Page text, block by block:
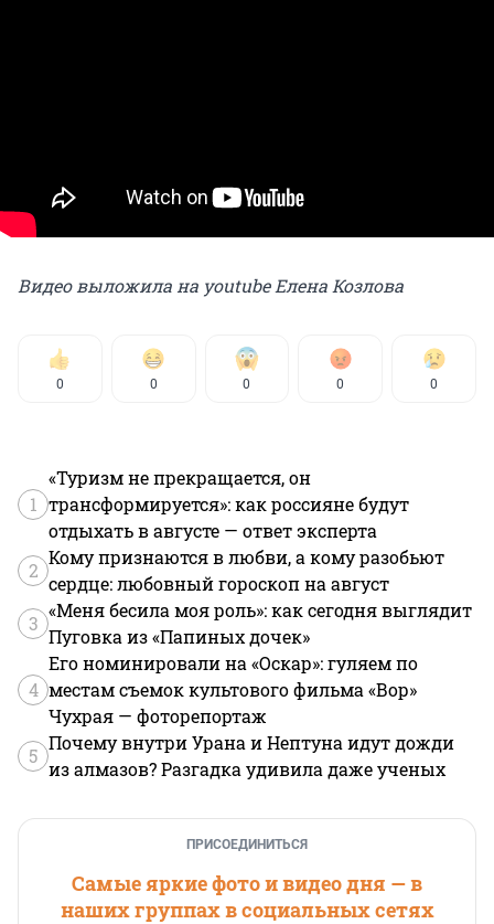
Видео выложила на youtube Елена Козлова
0 0 0 0 0
1
«Туризм не прекращается, он
трансформируется»: как россияне будут
отдыхать в августе — ответ эксперта
2
Кому признаются в любви, а кому разобьют
сердце: любовный гороскоп на август
3
«Меня бесила моя роль»: как сегодня выглядит
Пуговка из «Папиных дочек»
4
Его номинировали на «Оскар»: гуляем по
местам съемок культового фильма «Вор»
Чухрая — фоторепортаж
5
Почему внутри Урана и Нептуна идут дожди
из алмазов? Разгадка удивила даже ученых
ПРИСОЕДИНИТЬСЯ
Самые яркие фото и видео дня — в
наших группах в социальных сетях